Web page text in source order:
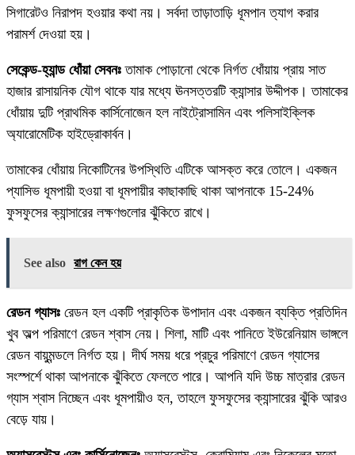
সিগারেটও নিরাপদ হওয়ার কথা নয়। সর্বদা তাড়াতাড়ি ধূমপান ত্যাগ করার
পরামর্শ দেওয়া হয়।
সেকেন্ড-হ্যান্ড ধোঁয়া সেবনঃ তামাক পোড়ানো থেকে নির্গত ধোঁয়ায় প্রায় সাত
হাজার রাসায়নিক যৌগ থাকে যার মধ্যে ঊনসত্তরটি ক্যান্সার উদ্দীপক। তামাকের
ধোঁয়ায় দুটি প্রাথমিক কার্সিনোজেন হল নাইট্রোসামিন এবং পলিসাইক্লিক
অ্যারোমেটিক হাইড্রোকার্বন।
তামাকের ধোঁয়ায় নিকোটিনের উপস্থিতি এটিকে আসক্ত করে তোলে। একজন
প্যাসিভ ধূমপায়ী হওয়া বা ধূমপায়ীর কাছাকাছি থাকা আপনাকে 15-24%
ফুসফুসের ক্যান্সারের লক্ষণগুলোর ঝুঁকিতে রাখে।
See also রাগ কেন হয়
রেডন গ্যাসঃ রেডন হল একটি প্রাকৃতিক উপাদান এবং একজন ব্যক্তি প্রতিদিন
খুব অল্প পরিমাণে রেডন শ্বাস নেয়। শিলা, মাটি এবং পানিতে ইউরেনিয়াম ভাঙ্গলে
রেডন বায়ুমন্ডলে নির্গত হয়। দীর্ঘ সময় ধরে প্রচুর পরিমাণে রেডন গ্যাসের
সংস্পর্শে থাকা আপনাকে ঝুঁকিতে ফেলতে পারে। আপনি যদি উচ্চ মাত্রার রেডন
গ্যাস শ্বাস নিচ্ছেন এবং ধূমপায়ীও হন, তাহলে ফুসফুসের ক্যান্সারের ঝুঁকি আরও
বেড়ে যায়।